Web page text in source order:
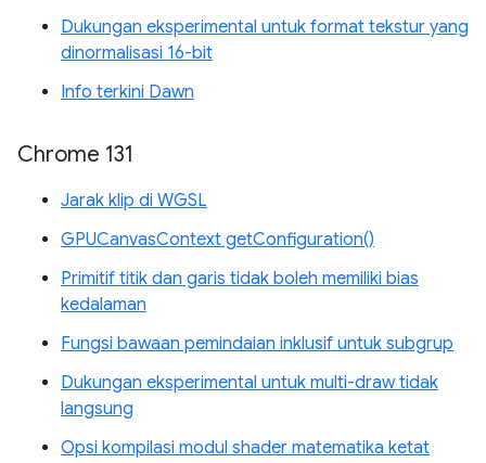
Dukungan eksperimental untuk format tekstur yang
dinormalisasi 16-bit
Info terkini Dawn
Chrome 131
Jarak klip di WGSL
GPUCanvasContext getConfiguration()
Primitif titik dan garis tidak boleh memiliki bias
kedalaman
Fungsi bawaan pemindaian inklusif untuk subgrup
Dukungan eksperimental untuk multi-draw tidak
langsung
Opsi kompilasi modul shader matematika ketat